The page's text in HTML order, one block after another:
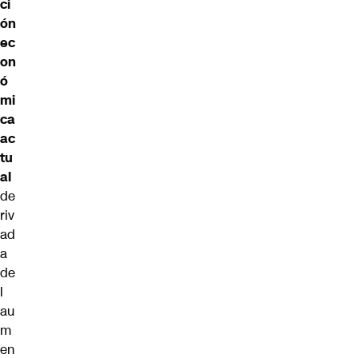
ci
ón
ec
on
ó
mi
ca
ac
tu
al
de
riv
ad
a
de
l
au
m
en